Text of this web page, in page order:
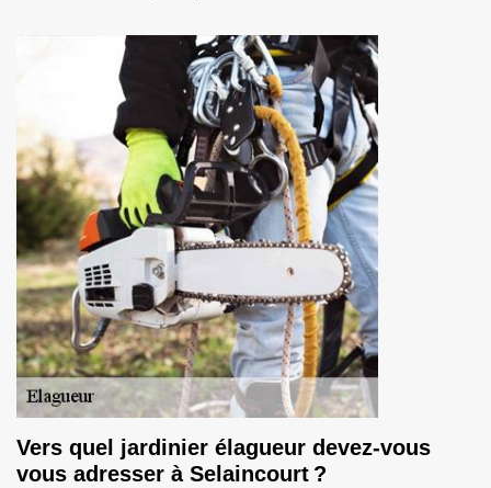
Vers quel jardinier élagueur devez-vous
vous adresser à Selaincourt ?